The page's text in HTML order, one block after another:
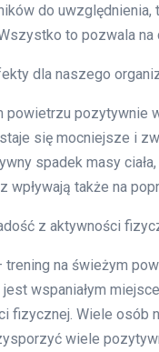
do uwzględnienia,
to pozwala
dla naszego
powietrzu pozytywnie
staje się mocniejsze i
spadek masy
wpływają także na
z aktywności
trening na świeżym
wspaniałym
fizycznej. Wiele osób
wiele